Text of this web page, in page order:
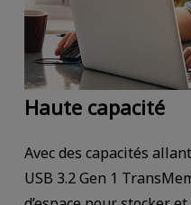
Haute capacité
Avec des capacités
USB 3.2 Gen 1